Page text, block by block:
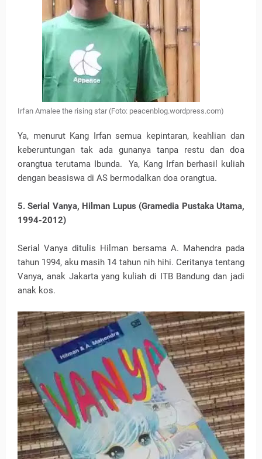
Irfan Amalee the rising star (Foto: peacenblog.wordpress.com)
Ya, menurut Kang Irfan semua kepintaran, keahlian dan
keberuntungan tak ada gunanya tanpa restu dan doa
orangtua terutama Ibunda. Ya, Kang Irfan berhasil kuliah
dengan beasiswa di AS bermodalkan doa orangtua.
5. Serial Vanya, Hilman Lupus (Gramedia Pustaka Utama,
1994-2012)
Serial Vanya ditulis Hilman bersama A. Mahendra pada
tahun 1994, aku masih 14 tahun nih hihi. Ceritanya tentang
Vanya, anak Jakarta yang kuliah di ITB Bandung dan jadi
anak kos.